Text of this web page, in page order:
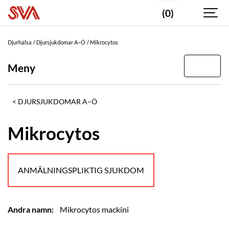
(0)
Djurhälsa Djursjukdomar A–Ö Mikrocytos
Meny
DJURSJUKDOMAR A–Ö
Mikrocytos
ANMÄLNINGSPLIKTIG SJUKDOM
Andra namn: Mikrocytos mackini